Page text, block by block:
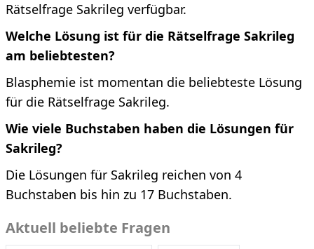
Rätselfrage Sakrileg verfügbar.
Welche Lösung ist für die Rätselfrage Sakrileg
am beliebtesten?
Blasphemie ist momentan die beliebteste Lösung
für die Rätselfrage Sakrileg.
Wie viele Buchstaben haben die Lösungen für
Sakrileg?
Die Lösungen für Sakrileg reichen von 4
Buchstaben bis hin zu 17 Buchstaben.
Aktuell beliebte Fragen